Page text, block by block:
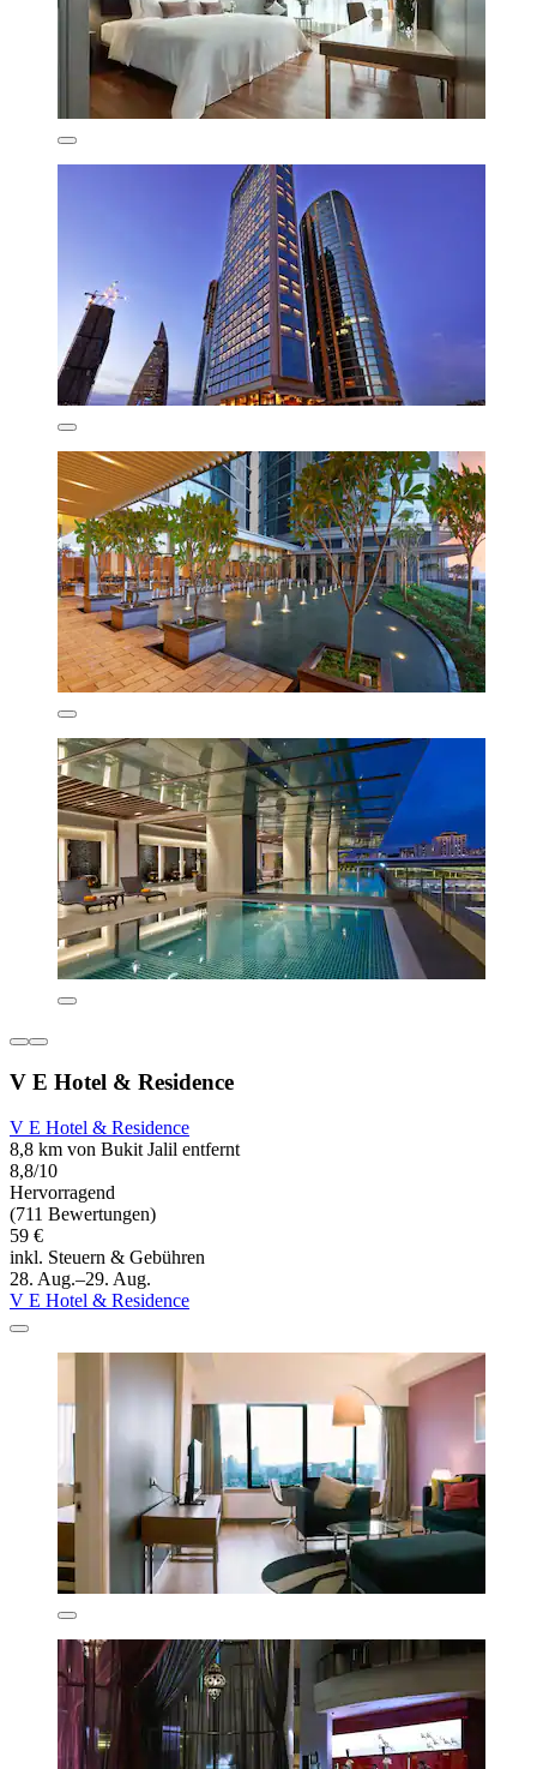
V E Hotel & Residence
V E Hotel & Residence
8,8 km von Bukit Jalil entfernt
8,8/10
Hervorragend
(711 Bewertungen)
59 €
inkl. Steuern & Gebühren
28. Aug.–29. Aug.
V E Hotel & Residence